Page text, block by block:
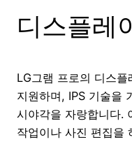
디스플레
LG그램 프로의 디스
지원하며, IPS 기술을
시야각을 자랑합니다.
작업이나 사진 편집을